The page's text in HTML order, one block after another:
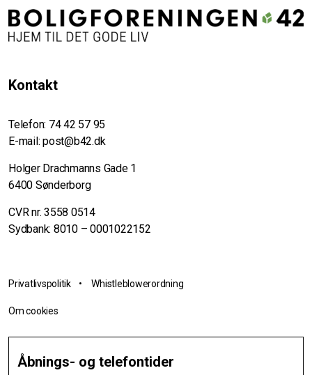
Kontakt
Telefon: 74 42 57 95
E-mail: post@b42.dk
Holger Drachmanns Gade 1
6400 Sønderborg
CVR nr. 3558 0514
Sydbank: 8010 – 0001022152
Privatlivspolitik•Whistleblowerordning
Om cookies
Åbnings- og telefontider